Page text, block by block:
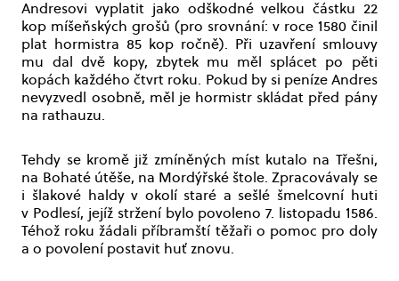
Andresovi vyplatit jako odškodné velkou částku 22
kop míšeňských grošů (pro srovnání: v roce 1580 činil
plat hormistra 85 kop ročně). Při uzavření smlouvy
mu dal dvě kopy, zbytek mu měl splácet po pěti
kopách každého čtvrt roku. Pokud by si peníze Andres
nevyzvedl osobně, měl je hormistr skládat před pány
na rathauzu.
Tehdy se kromě již zmíněných míst kutalo na Třešni,
na Bohaté útěše, na Mordýřské štole. Zpracovávaly se
i šlakové haldy v okolí staré a sešlé šmelcovní huti
v Podlesí, jejíž stržení bylo povoleno 7. listopadu 1586.
Téhož roku žádali příbramští těžaři o pomoc pro doly
a o povolení postavit huť znovu.